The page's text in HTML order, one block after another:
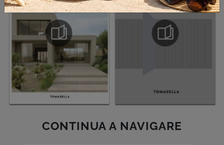
CONTINUA A NAVIGARE